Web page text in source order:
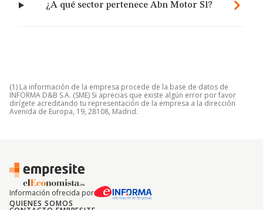
¿A qué sector pertenece Abn Motor Sl?
(1) La información de la empresa procede de la base de datos de
INFORMA D&B S.A. (SME) Si aprecias que existe algún error por favor
dirígete acreditando tu representación de la empresa a la dirección
Avenida de Europa, 19, 28108, Madrid.
Información ofrecida por
QUIENES SOMOS